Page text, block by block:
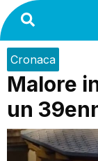
Cronaca
Malore
un